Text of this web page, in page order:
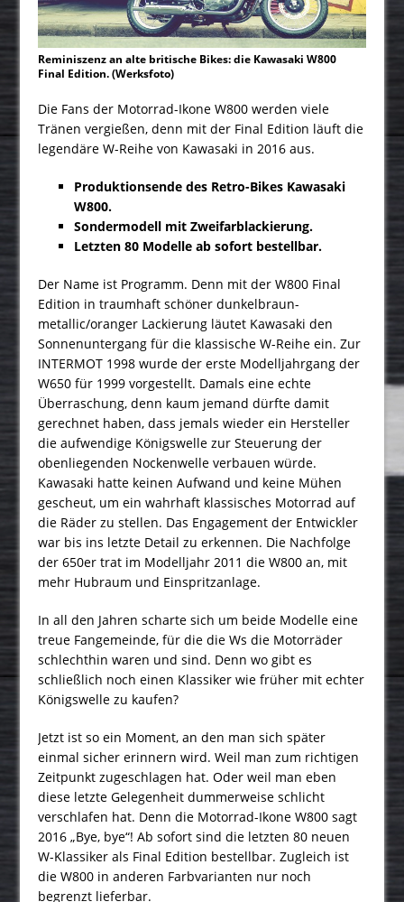
Reminiszenz an alte britische Bikes: die Kawasaki W800
Final Edition. (Werksfoto)
Die Fans der Motorrad-Ikone W800 werden viele
Tränen vergießen, denn mit der Final Edition läuft die
legendäre W-Reihe von Kawasaki in 2016 aus.
Produktionsende des Retro-Bikes Kawasaki
W800.
Sondermodell mit Zweifarblackierung.
Letzten 80 Modelle ab sofort bestellbar.
Der Name ist Programm. Denn mit der W800 Final
Edition in traumhaft schöner dunkelbraun-
metallic/oranger Lackierung läutet Kawasaki den
Sonnenuntergang für die klassische W-Reihe ein. Zur
INTERMOT 1998 wurde der erste Modelljahrgang der
W650 für 1999 vorgestellt. Damals eine echte
Überraschung, denn kaum jemand dürfte damit
gerechnet haben, dass jemals wieder ein Hersteller
die aufwendige Königswelle zur Steuerung der
obenliegenden Nockenwelle verbauen würde.
Kawasaki hatte keinen Aufwand und keine Mühen
gescheut, um ein wahrhaft klassisches Motorrad auf
die Räder zu stellen. Das Engagement der Entwickler
war bis ins letzte Detail zu erkennen. Die Nachfolge
der 650er trat im Modelljahr 2011 die W800 an, mit
mehr Hubraum und Einspritzanlage.
In all den Jahren scharte sich um beide Modelle eine
treue Fangemeinde, für die die Ws die Motorräder
schlechthin waren und sind. Denn wo gibt es
schließlich noch einen Klassiker wie früher mit echter
Königswelle zu kaufen?
Jetzt ist so ein Moment, an den man sich später
einmal sicher erinnern wird. Weil man zum richtigen
Zeitpunkt zugeschlagen hat. Oder weil man eben
diese letzte Gelegenheit dummerweise schlicht
verschlafen hat. Denn die Motorrad-Ikone W800 sagt
2016 „Bye, bye“! Ab sofort sind die letzten 80 neuen
W-Klassiker als Final Edition bestellbar. Zugleich ist
die W800 in anderen Farbvarianten nur noch
begrenzt lieferbar.